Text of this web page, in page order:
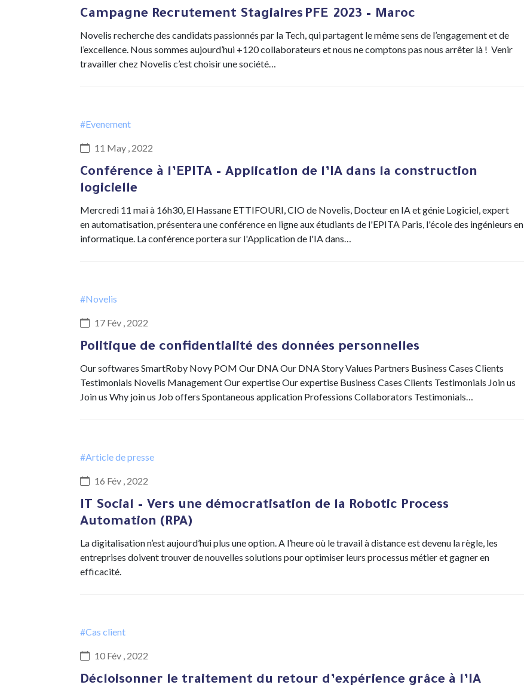
Campagne Recrutement Stagiaires PFE 2023 – Maroc
Novelis recherche des candidats passionnés par la Tech, qui partagent le même sens de l’engagement et de
l’excellence. Nous sommes aujourd’hui +120 collaborateurs et nous ne comptons pas nous arrêter là ! Venir
travailler chez Novelis c’est choisir une société…
#Evenement
11 May , 2022
Conférence à l’EPITA – Application de l’IA dans la construction
logicielle
Mercredi 11 mai à 16h30, El Hassane ETTIFOURI, CIO de Novelis, Docteur en IA et génie Logiciel, expert
en automatisation, présentera une conférence en ligne aux étudiants de l'EPITA Paris, l'école des ingénieurs en
informatique. La conférence portera sur l'Application de l'IA dans…
#Novelis
17 Fév , 2022
Politique de confidentialité des données personnelles
Our softwares SmartRoby Novy POM Our DNA Our DNA Story Values Partners Business Cases Clients
Testimonials Novelis Management Our expertise Our expertise Business Cases Clients Testimonials Join us
Join us Why join us Job offers Spontaneous application Professions Collaborators Testimonials…
#Article de presse
16 Fév , 2022
IT Social – Vers une démocratisation de la Robotic Process
Automation (RPA)
La digitalisation n’est aujourd’hui plus une option. A l’heure où le travail à distance est devenu la règle, les
entreprises doivent trouver de nouvelles solutions pour optimiser leurs processus métier et gagner en
efficacité.
#Cas client
10 Fév , 2022
Décloisonner le traitement du retour d’expérience grâce à l’IA